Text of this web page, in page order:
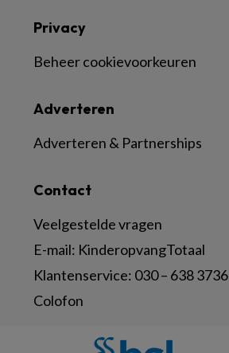
Contact
Veelgestelde vragen
E-mail: KinderopvangTotaal
Klantenservice: 030 – 638 3736
Colofon
Adverteren
Adverteren & Partnerships
Privacy
Beheer cookievoorkeuren